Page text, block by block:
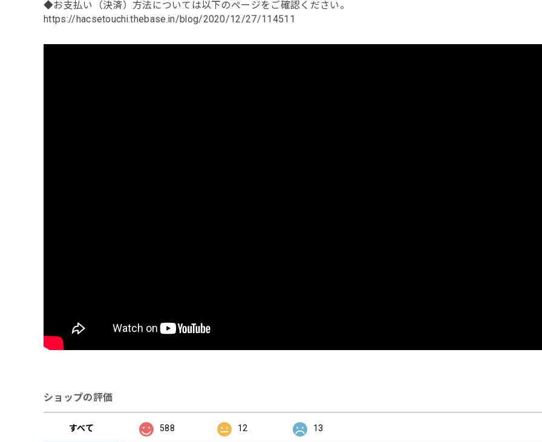
◆お支払い（決済）方法については以下のページをご確認ください。
https://hacsetouchi.thebase.in/blog/2020/12/27/114511
ショップの評価
すべて 588 12 13